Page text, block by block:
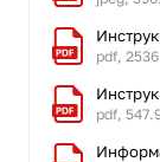
pdf,
pdf,